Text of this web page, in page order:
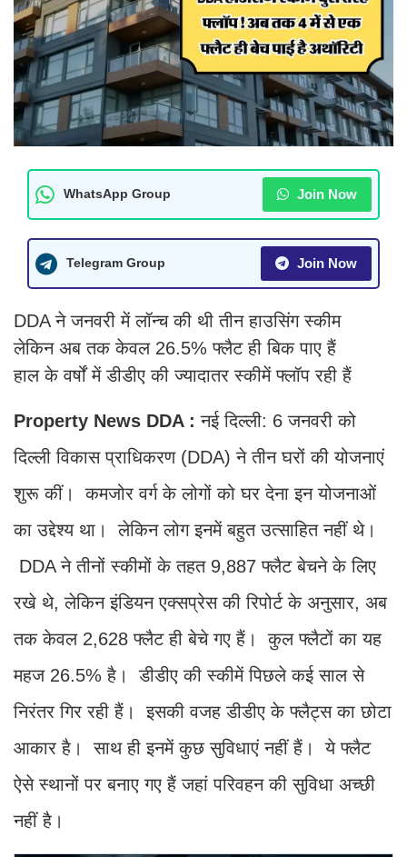
WhatsApp Group Join Now
Telegram Group Join Now
DDA ने जनवरी में लॉन्च की थी तीन हाउसिंग स्कीम
लेकिन अब तक केवल 26.5% फ्लैट ही बिक पाए हैं
हाल के वर्षों में डीडीए की ज्यादातर स्कीमें फ्लॉप रही हैं
Property News DDA : नई दिल्ली: 6 जनवरी को
दिल्ली विकास प्राधिकरण (DDA) ने तीन घरों की योजनाएं
शुरू कीं। कमजोर वर्ग के लोगों को घर देना इन योजनाओं
का उद्देश्य था। लेकिन लोग इनमें बहुत उत्साहित नहीं थे।
DDA ने तीनों स्कीमों के तहत 9,887 फ्लैट बेचने के लिए
रखे थे, लेकिन इंडियन एक्सप्रेस की रिपोर्ट के अनुसार, अब
तक केवल 2,628 फ्लैट ही बेचे गए हैं। कुल फ्लैटों का यह
महज 26.5% है। डीडीए की स्कीमें पिछले कई साल से
निरंतर गिर रही हैं। इसकी वजह डीडीए के फ्लैट्स का छोटा
आकार है। साथ ही इनमें कुछ सुविधाएं नहीं हैं। ये फ्लैट
ऐसे स्थानों पर बनाए गए हैं जहां परिवहन की सुविधा अच्छी
नहीं है।